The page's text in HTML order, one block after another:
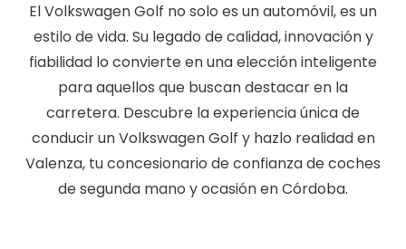
El Volkswagen Golf no solo es un automóvil, es un
estilo de vida. Su legado de calidad, innovación y
fiabilidad lo convierte en una elección inteligente
para aquellos que buscan destacar en la
carretera. Descubre la experiencia única de
conducir un Volkswagen Golf y hazlo realidad en
Valenza, tu concesionario de confianza de coches
de segunda mano y ocasión en Córdoba.